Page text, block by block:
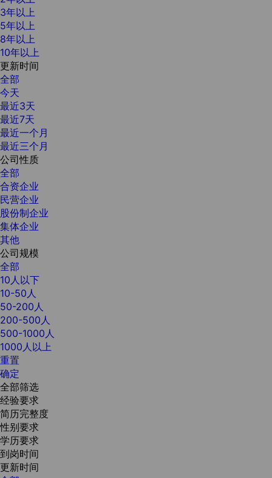
3年以上
5年以上
8年以上
10年以上
更新时间
全部
今天
最近3天
最近7天
最近一个月
最近三个月
公司性质
全部
合资企业
民营企业
股份制企业
集体企业
其他
公司规模
全部
10人以下
10-50人
50-200人
200-500人
500-1000人
1000人以上
重置
确定
全部筛选
经验要求
简历完整度
性别要求
学历要求
到岗时间
更新时间